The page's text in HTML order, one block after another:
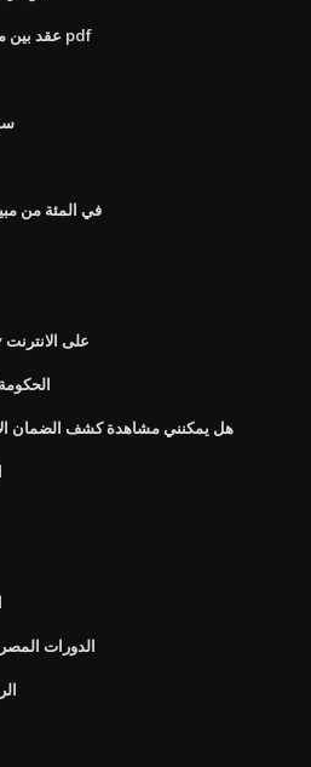
عقد بين مصرفي وعميل حقوقهم وواجباتهم pdf
في المئة من
يمكنك أن تفعل kmart layaway على الانترنت
هل يمكنني مشاهدة كشف الضمان
الدورات